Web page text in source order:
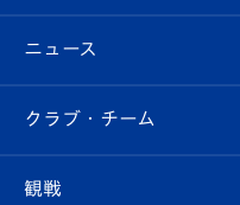
ニュース
すべて
クラブ・チーム
観戦